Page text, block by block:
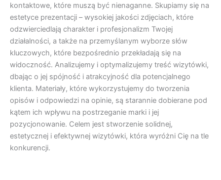
kontaktowe, które muszą być nienaganne. Skupiamy się na
estetyce prezentacji – wysokiej jakości zdjęciach, które
odzwierciedlają charakter i profesjonalizm Twojej
działalności, a także na przemyślanym wyborze słów
kluczowych, które bezpośrednio przekładają się na
widoczność. Analizujemy i optymalizujemy treść wizytówki,
dbając o jej spójność i atrakcyjność dla potencjalnego
klienta. Materiały, które wykorzystujemy do tworzenia
opisów i odpowiedzi na opinie, są starannie dobierane pod
kątem ich wpływu na postrzeganie marki i jej
pozycjonowanie. Celem jest stworzenie solidnej,
estetycznej i efektywnej wizytówki, która wyróżni Cię na tle
konkurencji.